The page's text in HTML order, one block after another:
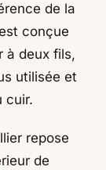
de la
conçue
à deux fils,
utilisée et
cuir.
repose
de